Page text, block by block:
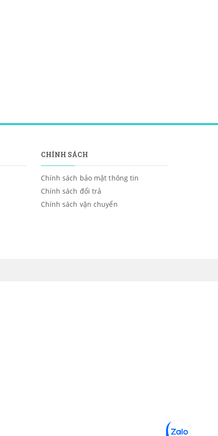
CHÍNH SÁCH
Chính sách bảo mật thông tin
Chính sách đổi trả
Chính sách vận chuyển